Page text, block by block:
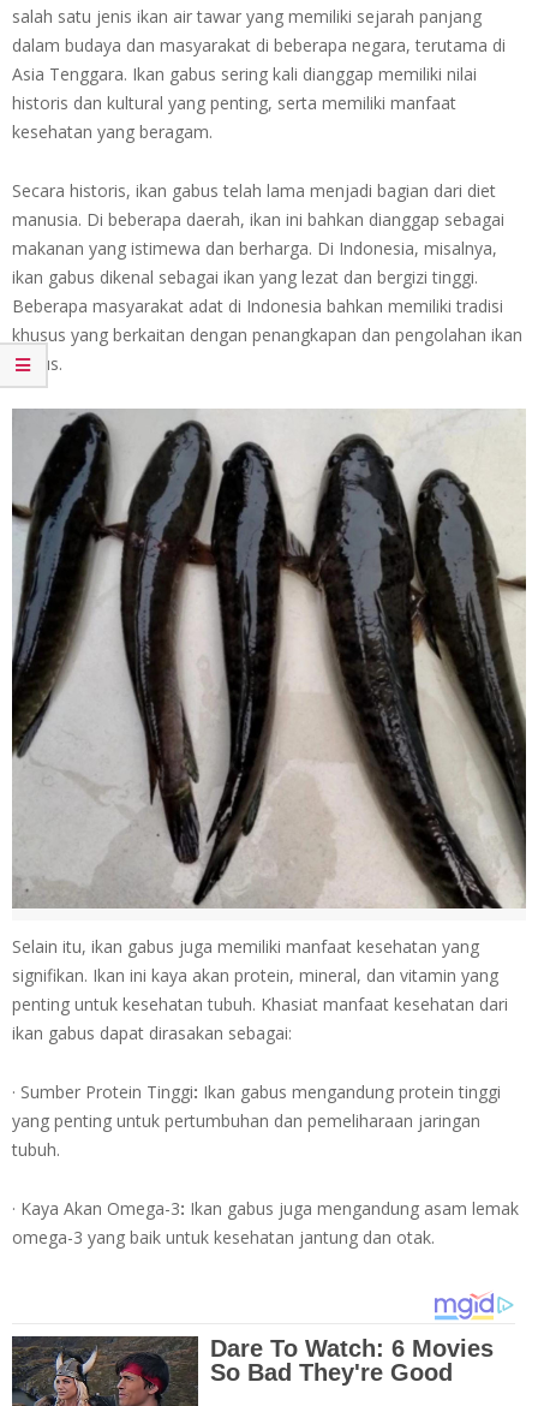
salah satu jenis ikan air tawar yang memiliki sejarah panjang
dalam budaya dan masyarakat di beberapa negara, terutama di
Asia Tenggara. Ikan gabus sering kali dianggap memiliki nilai
historis dan kultural yang penting, serta memiliki manfaat
kesehatan yang beragam.
Secara historis, ikan gabus telah lama menjadi bagian dari diet
manusia. Di beberapa daerah, ikan ini bahkan dianggap sebagai
makanan yang istimewa dan berharga. Di Indonesia, misalnya,
ikan gabus dikenal sebagai ikan yang lezat dan bergizi tinggi.
Beberapa masyarakat adat di Indonesia bahkan memiliki tradisi
khusus yang berkaitan dengan penangkapan dan pengolahan ikan
gabus.
Selain itu, ikan gabus juga memiliki manfaat kesehatan yang
signifikan. Ikan ini kaya akan protein, mineral, dan vitamin yang
penting untuk kesehatan tubuh. Khasiat manfaat kesehatan dari
ikan gabus dapat dirasakan sebagai:
· Sumber Protein Tinggi: Ikan gabus mengandung protein tinggi
yang penting untuk pertumbuhan dan pemeliharaan jaringan
tubuh.
· Kaya Akan Omega-3: Ikan gabus juga mengandung asam lemak
omega-3 yang baik untuk kesehatan jantung dan otak.